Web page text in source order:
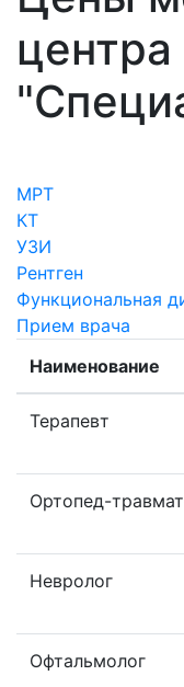
центра
МРТ
КТ
УЗИ
Рентген
Функциональная
Прием врача
Наименование
Терапевт
Ортопед-
Невролог
Офтальмолог